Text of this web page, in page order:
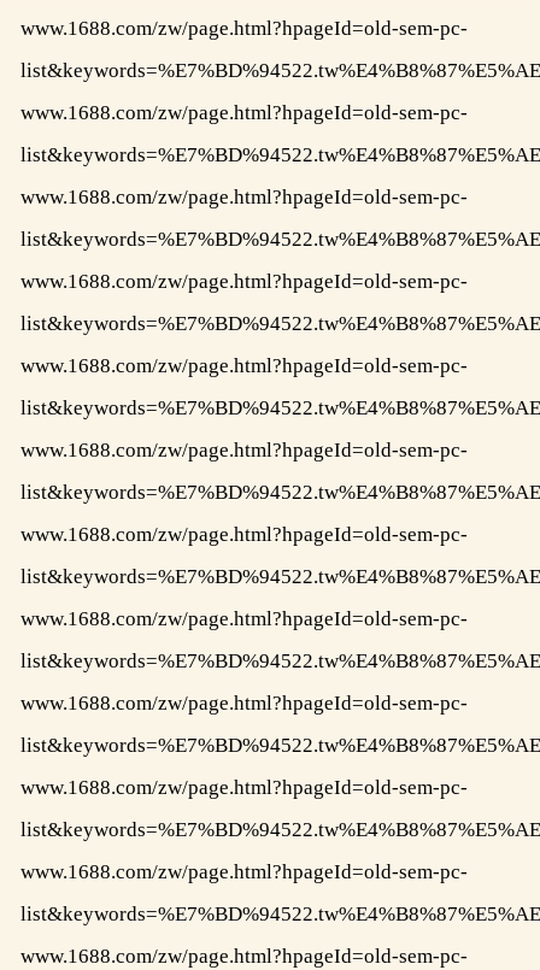
www.1688.com/zw/page.html?hpageId=old-sem-pc-
www.1688.com/zw/page.html?hpageId=old-sem-pc-
www.1688.com/zw/page.html?hpageId=old-sem-pc-
www.1688.com/zw/page.html?hpageId=old-sem-pc-
www.1688.com/zw/page.html?hpageId=old-sem-pc-
www.1688.com/zw/page.html?hpageId=old-sem-pc-
www.1688.com/zw/page.html?hpageId=old-sem-pc-
www.1688.com/zw/page.html?hpageId=old-sem-pc-
www.1688.com/zw/page.html?hpageId=old-sem-pc-
www.1688.com/zw/page.html?hpageId=old-sem-pc-
www.1688.com/zw/page.html?hpageId=old-sem-pc-
www.1688.com/zw/page.html?hpageId=old-sem-pc-